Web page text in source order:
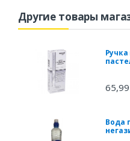
Другие товары
Вода